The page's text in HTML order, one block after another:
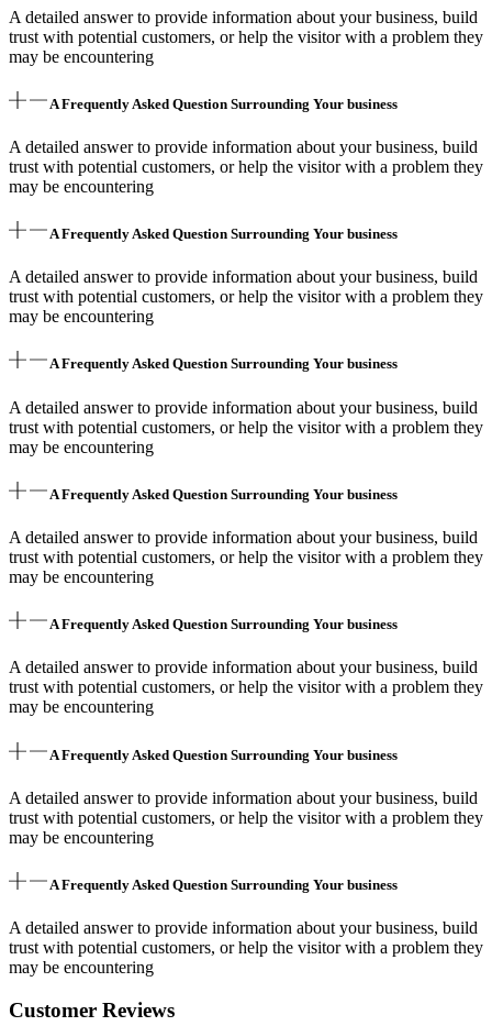
A detailed answer to provide information about your business, build
trust with potential customers, or help the visitor with a problem they
may be encountering
A Frequently Asked Question Surrounding Your business
A detailed answer to provide information about your business, build
trust with potential customers, or help the visitor with a problem they
may be encountering
A Frequently Asked Question Surrounding Your business
A detailed answer to provide information about your business, build
trust with potential customers, or help the visitor with a problem they
may be encountering
A Frequently Asked Question Surrounding Your business
A detailed answer to provide information about your business, build
trust with potential customers, or help the visitor with a problem they
may be encountering
A Frequently Asked Question Surrounding Your business
A detailed answer to provide information about your business, build
trust with potential customers, or help the visitor with a problem they
may be encountering
A Frequently Asked Question Surrounding Your business
A detailed answer to provide information about your business, build
trust with potential customers, or help the visitor with a problem they
may be encountering
A Frequently Asked Question Surrounding Your business
A detailed answer to provide information about your business, build
trust with potential customers, or help the visitor with a problem they
may be encountering
A Frequently Asked Question Surrounding Your business
A detailed answer to provide information about your business, build
trust with potential customers, or help the visitor with a problem they
may be encountering
Customer Reviews